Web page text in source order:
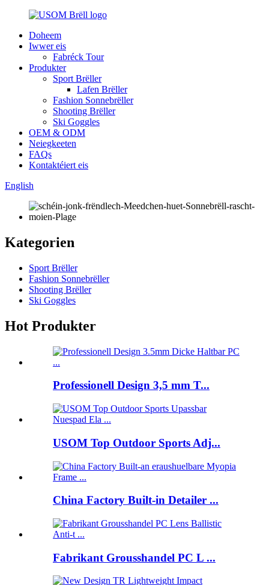
Doheem
Iwwer eis
Fabréck Tour
Produkter
Sport Brëller
Lafen Brëller
Fashion Sonnebrëller
Shooting Brëller
Ski Goggles
OEM & ODM
Neiegkeeten
FAQs
Kontaktéiert eis
English
Kategorien
Sport Brëller
Fashion Sonnebrëller
Shooting Brëller
Ski Goggles
Hot Produkter
Professionell Design 3,5 mm T...
USOM Top Outdoor Sports Adj...
China Factory Built-in Detailer ...
Fabrikant Grousshandel PC L ...